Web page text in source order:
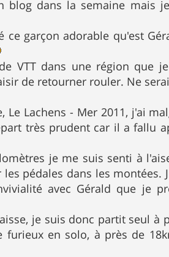
blog dans la semaine mais
ce garçon adorable qu'est
VTT dans une région que
de retourner rouler. Ne
Le Lachens - Mer 2011, j'ai
très prudent car il a fallu
je me suis senti à
pédales dans les
avec Gérald que je
je suis donc partit seul à
en solo, à près de